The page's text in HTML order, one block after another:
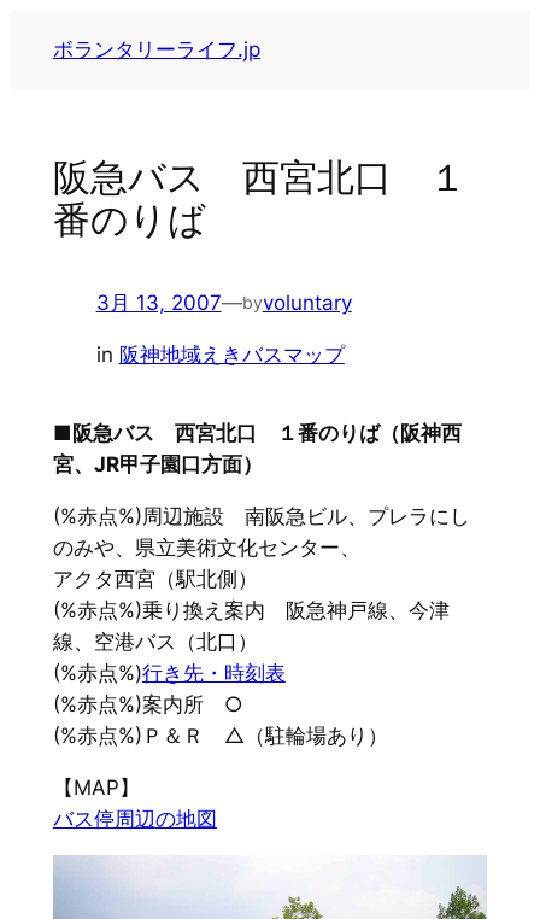
ボランタリーライフ.jp
阪急バス 西宮北口 １
番のりば
3月 13, 2007—byvoluntary
in 阪神地域えきバスマップ
■阪急バス 西宮北口 １番のりば（阪神西
宮、JR甲子園口方面）
(%赤点%)周辺施設 南阪急ビル、プレラにし
のみや、県立美術文化センター、
アクタ西宮（駅北側）
(%赤点%)乗り換え案内 阪急神戸線、今津
線、空港バス（北口）
(%赤点%)行き先・時刻表
(%赤点%)案内所 ○
(%赤点%)Ｐ＆Ｒ △（駐輪場あり）
【MAP】
バス停周辺の地図